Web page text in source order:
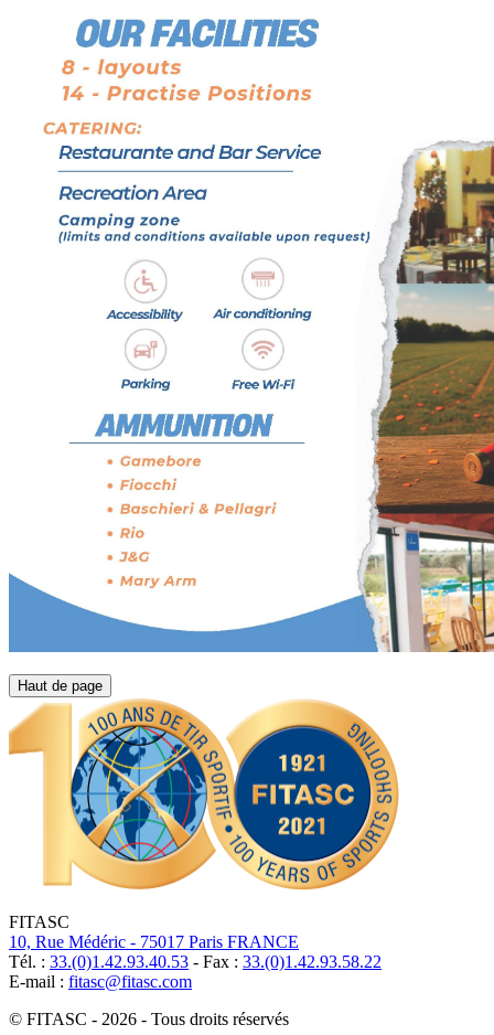
Haut de page
FITASC
10, Rue Médéric - 75017 Paris FRANCE
Tél. : 33.(0)1.42.93.40.53 - Fax : 33.(0)1.42.93.58.22
E-mail : fitasc@fitasc.com
© FITASC - 2026 - Tous droits réservés